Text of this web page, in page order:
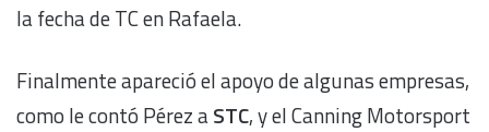
la fecha de TC en Rafaela.
Finalmente apareció el apoyo de algunas empresas,
como le contó Pérez aSTC,y el Canning Motorsport